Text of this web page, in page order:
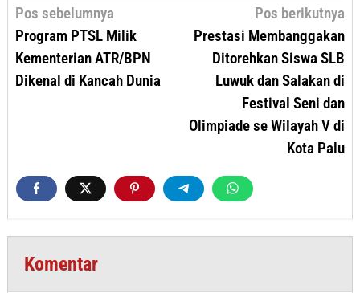
Navigasi
Pos sebelumnya
Program PTSL Milik
Kementerian ATR/BPN
Dikenal di Kancah Dunia
Pos berikutnya
Prestasi Membanggakan
Ditorehkan Siswa SLB
Luwuk dan Salakan di
Festival Seni dan
Olimpiade se Wilayah V di
Kota Palu
Komentar